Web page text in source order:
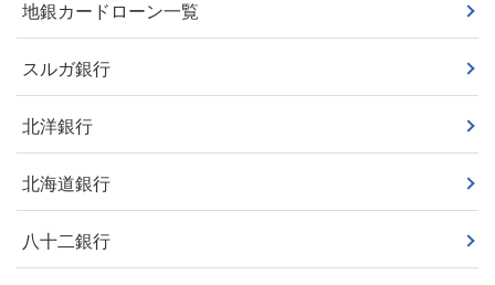
地銀カードローン一覧
スルガ銀行
北洋銀行
北海道銀行
八十二銀行